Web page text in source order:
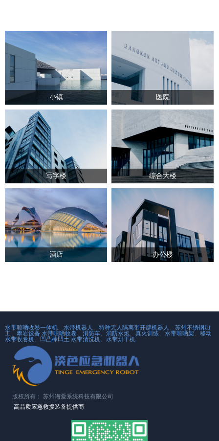
小镇 医院
写字楼 综合大楼
酒店 办公楼
高品质应急救援装备提供商
版权所有： 苏州诲爱系统科技有限公司
水带晾晒收卷一体机 水带机器人 特种无人隔离带开辟机器人 苏州不锈钢加
工 、 攀岩设备水带晾晒收卷 、消防车、消防水炮 、 真火训练、水带晾晒架、 移动
水带收卷机、 凹凸棒凹土 水带清洗机 水带烘干机